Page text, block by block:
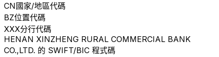
CN國家/地區代碼
BZ位置代碼
XXX分行代碼
HENAN XINZHENG RURAL COMMERCIAL BANK
CO.,LTD. 的 SWIFT/BIC 程式碼